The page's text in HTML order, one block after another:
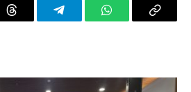
Threads TelegramWhatsAppCopy